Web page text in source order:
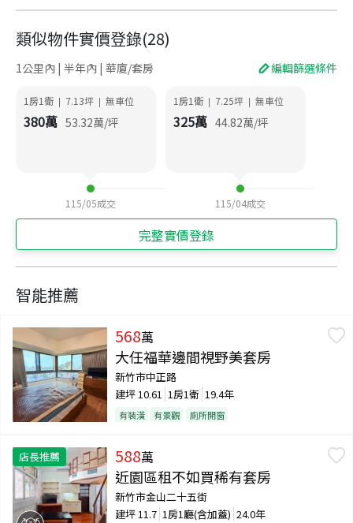
類似物件實價登錄(28)
1公里內 | 半年內 | 華廈/套房 編輯篩選條件
1房1衛 | 7.13坪 | 無車位
380萬 53.32萬/坪
115/05成交
1房1衛 | 7.25坪 | 無車位
325萬 44.82萬/坪
115/04成交
完整實價登錄
智能推薦
568萬
大任福華邊間視野美套房
新竹市中正路
建坪10.61 1房1衛 19.4年
有裝潢 有景觀 廁所開窗
店長推薦 588萬
近園區租不如買稀有套房
新竹市金山二十五街
建坪11.7 1房1廳(含加蓋) 24.0年